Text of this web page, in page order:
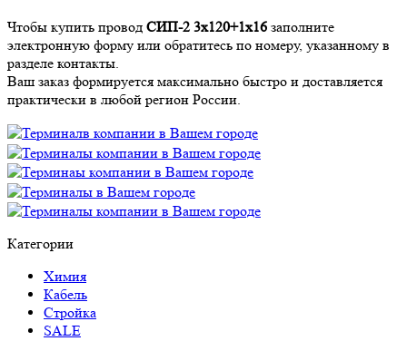
Чтобы купить провод СИП-2 3х120+1х16 заполните
электронную форму или обратитесь по номеру, указанному в
разделе контакты.
Ваш заказ формируется максимально быстро и доставляется
практически в любой регион России.
Категории
Химия
Кабель
Стройка
SALE